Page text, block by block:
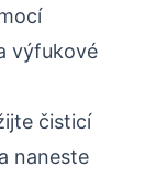
výfukové
čisticí
naneste